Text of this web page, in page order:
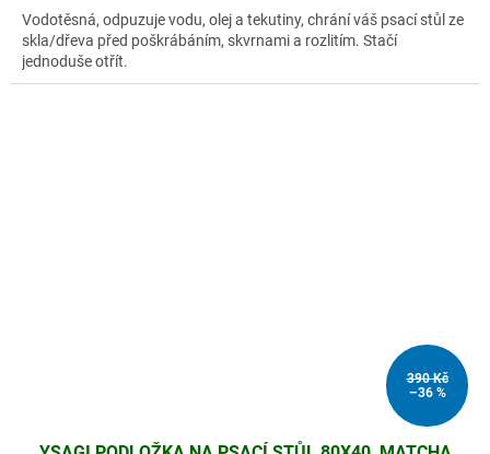
Vodotěsná, odpuzuje vodu, olej a tekutiny, chrání váš psací stůl ze
skla/dřeva před poškrábáním, skvrnami a rozlitím. Stačí
jednoduše otřít.
390 Kč
–36 %